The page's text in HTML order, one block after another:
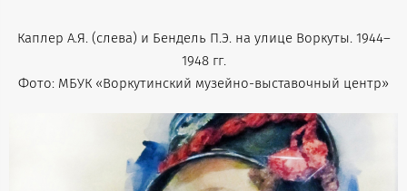
Каплер А.Я. (слева) и Бендель П.Э. на улице Воркуты. 1944–
1948 гг.
Фото: МБУК «Воркутинский музейно-выставочный центр»